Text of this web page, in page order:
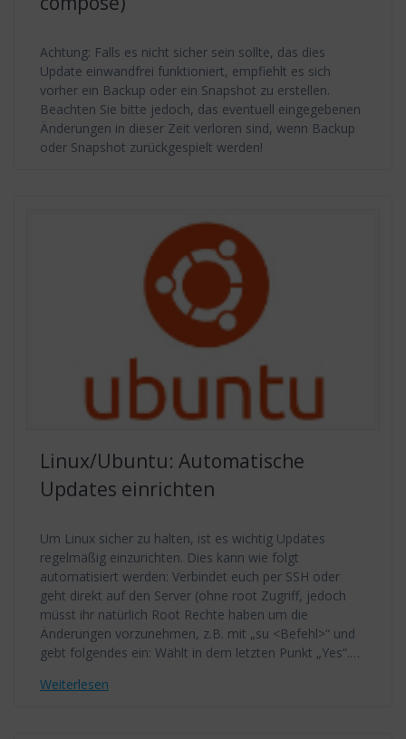
Achtung: Falls es nicht sicher sein sollte, das dies
Update einwandfrei funktioniert, empfiehlt es sich
vorher ein Backup oder ein Snapshot zu erstellen.
Beachten Sie bitte jedoch, das eventuell eingegebenen
Änderungen in dieser Zeit verloren sind, wenn Backup
oder Snapshot zurückgespielt werden!
Linux/Ubuntu: Automatische
Updates einrichten
Um Linux sicher zu halten, ist es wichtig Updates
regelmäßig einzurichten. Dies kann wie folgt
automatisiert werden: Verbindet euch per SSH oder
geht direkt auf den Server (ohne root Zugriff, jedoch
müsst ihr natürlich Root Rechte haben um die
Änderungen vorzunehmen, z.B. mit „su <Befehl>“ und
gebt folgendes ein: Wählt in dem letzten Punkt „Yes“.…
Weiterlesen